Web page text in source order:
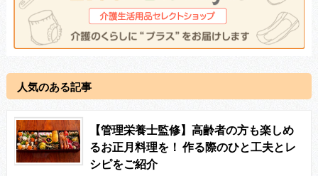
人気のある記事
【管理栄養士監修】高齢者の方も楽しめ
るお正月料理を！ 作る際のひと工夫とレ
シピをご紹介